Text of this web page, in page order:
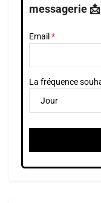
messagerie 📩
Email
La fréquence